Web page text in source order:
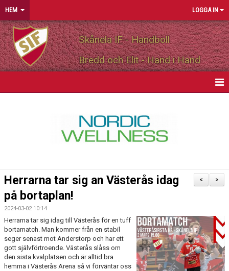
HEM LOGGA IN
Skånela IF - Handboll
Bredd och Elit - Hand i Hand
PARTNERS
KALENDER
KONTAKT LAG
>
<
Herrarna tar sig an Västerås idag
på bortaplan!
2024-03-02 10:14
Herrarna tar sig idag till Västerås för en tuff
bortamatch. Man kommer från en stabil
seger senast mot Anderstorp och har ett
gott självförtroende. Västerås slåss om
den sista kvalplatsen och är alltid bra
hemma i Västerås Arena så vi förväntar oss